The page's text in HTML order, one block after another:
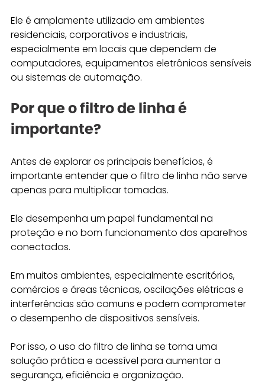
Ele é amplamente utilizado em ambientes
residenciais, corporativos e industriais,
especialmente em locais que dependem de
computadores, equipamentos eletrônicos sensíveis
ou sistemas de automação.
Por que o filtro de linha é
importante?
Antes de explorar os principais benefícios, é
importante entender que o filtro de linha não serve
apenas para multiplicar tomadas.
Ele desempenha um papel fundamental na
proteção e no bom funcionamento dos aparelhos
conectados.
Em muitos ambientes, especialmente escritórios,
comércios e áreas técnicas, oscilações elétricas e
interferências são comuns e podem comprometer
o desempenho de dispositivos sensíveis.
Por isso, o uso do filtro de linha se torna uma
solução prática e acessível para aumentar a
segurança, eficiência e organização.